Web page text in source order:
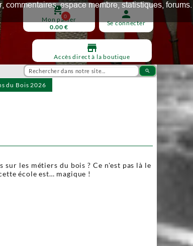
du Bois 2026
search
person
Se connecter
shopping_cart
0
Mon panier
0.00 €
store
Accès direct à la boutique
sur les métiers du bois ? Ce n'est pas là le
école est… magique !
espace membre, statistiques, forums.